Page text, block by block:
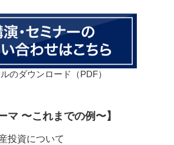
マ 〜これまでの例〜】
投資について